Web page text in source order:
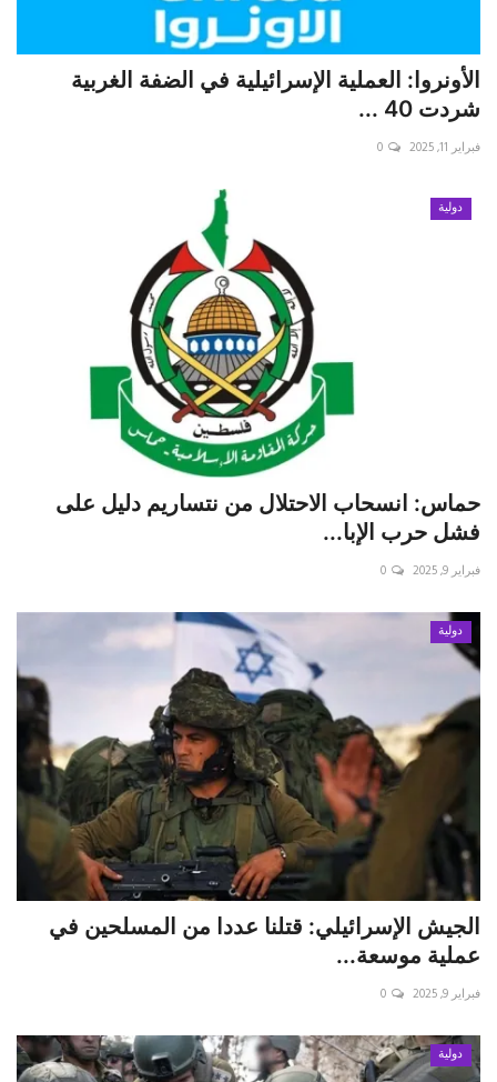
الأونروا: العملية الإسرائيلية في الضفة الغربية
شردت 40 ...
فبراير 11, 2025 0
دولية
حماس: انسحاب الاحتلال من نتساريم دليل على
فشل حرب الإبا...
فبراير 9, 2025 0
دولية
الجيش الإسرائيلي: قتلنا عددا من المسلحين في
عملية موسعة...
فبراير 9, 2025 0
دولية